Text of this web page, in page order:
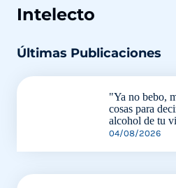
Intelecto
Últimas Publicaciones
"Ya no bebo,
cosas para
alcohol de tu
04/08/2026